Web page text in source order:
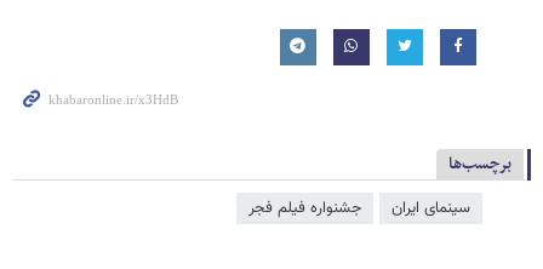
برچسب‌ها
سینمای ایران جشنواره فیلم فجر